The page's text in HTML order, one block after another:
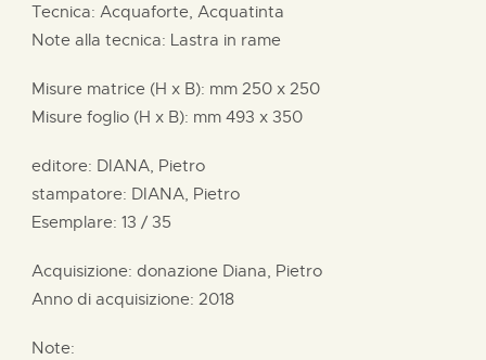
Tecnica: Acquaforte, Acquatinta
Note alla tecnica: Lastra in rame
Misure matrice (H x B): mm 250 x 250
Misure foglio (H x B): mm 493 x 350
editore: DIANA, Pietro
stampatore: DIANA, Pietro
Esemplare: 13 / 35
Acquisizione: donazione Diana, Pietro
Anno di acquisizione: 2018
Note: